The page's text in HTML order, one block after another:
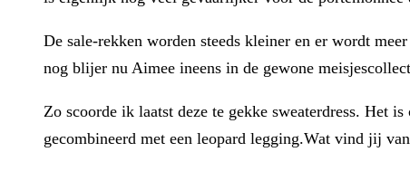
De sale-rekken worden steeds kleiner en er wordt
nog blijer nu Aimee ineens in de gewone
Zo scoorde ik laatst deze te gekke sweaterdress. Het
gecombineerd met een leopard legging.Wat vind jij